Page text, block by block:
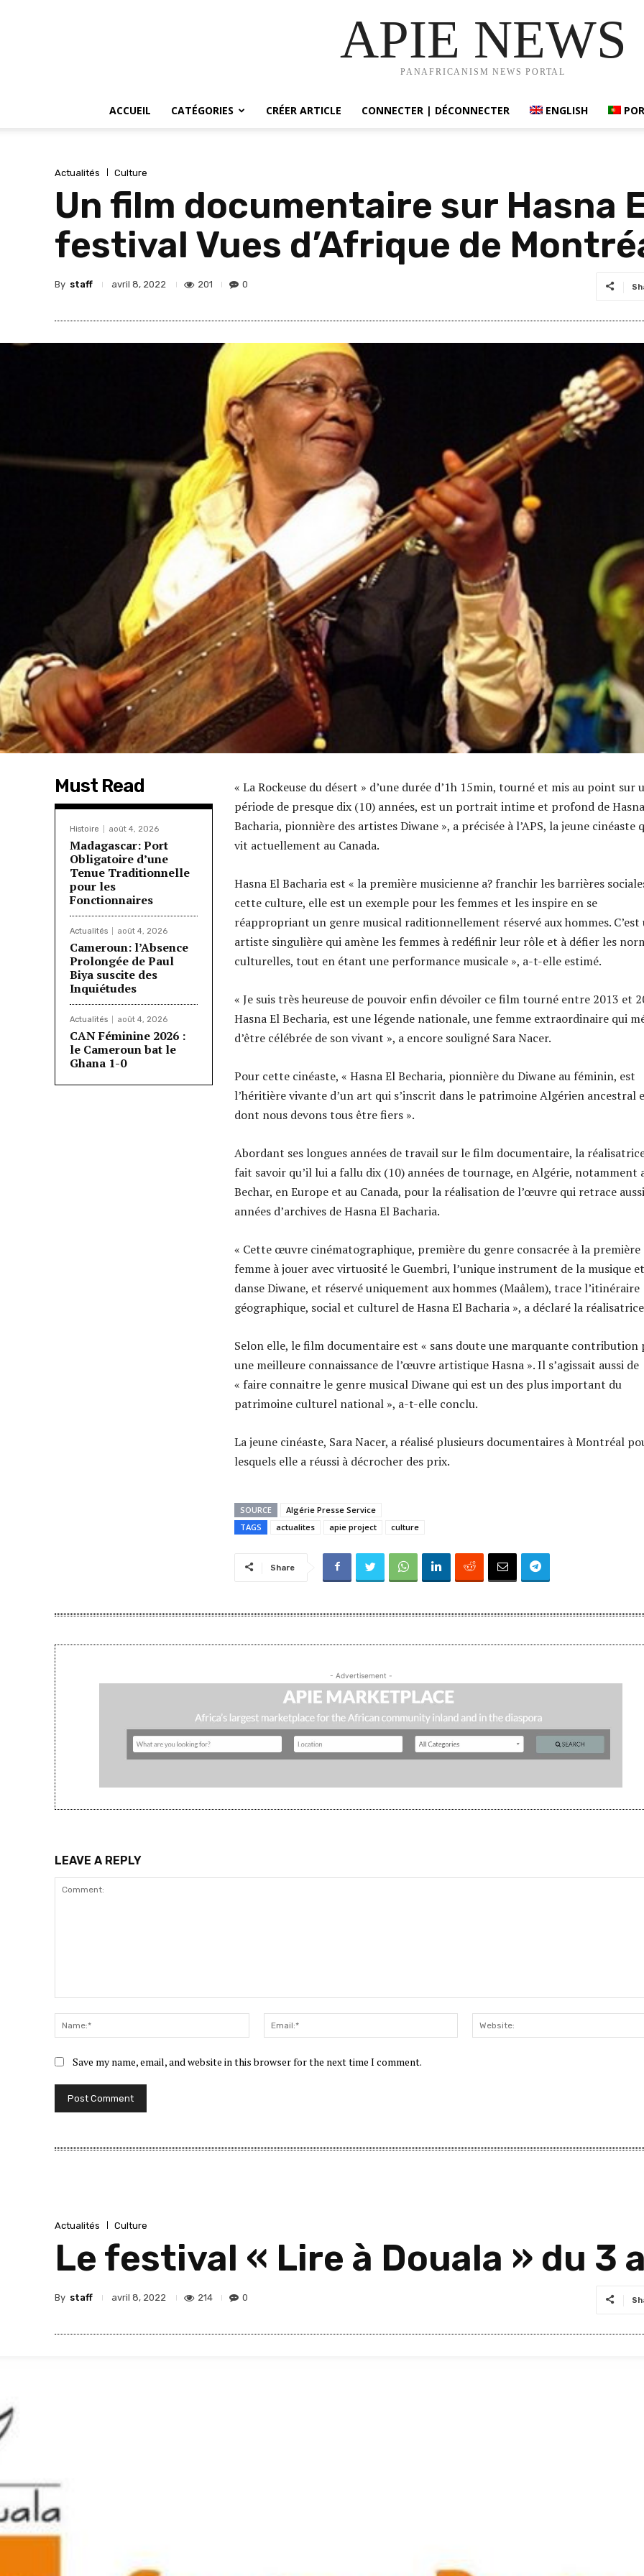
APIE NEWS
PANAFRICANISM NEWS PORTAL
ACCUEIL CATÉGORIES CRÉER ARTICLE CONNECTER | DÉCONNECTER ENGLISH
Actualités Culture
Un film documentaire sur Hasna
festival Vues d’Afrique de
By staff avril 8, 2022 201 0
Must Read
Histoire août 4, 2026
Madagascar: Port
Obligatoire d’une
Tenue Traditionnelle
pour les
Fonctionnaires
Actualités août 4, 2026
Cameroun: l’Absence
Prolongée de Paul
Biya suscite des
Inquiétudes
Actualités août 4, 2026
CAN Féminine 2026 :
le Cameroun bat le
Ghana 1-0
« La Rockeuse du désert » d’une durée d’1h 15min, tourné et mis au point sur
période de presque dix (10) années, est un portrait intime et profond de
Bacharia, pionnière des artistes Diwane », a précisée à l’APS, la jeune cinéaste
vit actuellement au Canada.
Hasna El Bacharia est « la première musicienne a? franchir les barrières
cette culture, elle est un exemple pour les femmes et les inspire en se
réappropriant un genre musical raditionnellement réservé aux hommes. C’est
artiste singulière qui amène les femmes à redéfinir leur rôle et à défier les
culturelles, tout en étant une performance musicale », a-t-elle estimé.
« Je suis très heureuse de pouvoir enfin dévoiler ce film tourné entre 2013 et
Hasna El Becharia, est une légende nationale, une femme extraordinaire qui
d’être célébrée de son vivant », a encore souligné Sara Nacer.
Pour cette cinéaste, « Hasna El Becharia, pionnière du Diwane au féminin, est
l’héritière vivante d’un art qui s’inscrit dans le patrimoine Algérien ancestral
dont nous devons tous être fiers ».
Abordant ses longues années de travail sur le film documentaire, la
fait savoir qu’il lui a fallu dix (10) années de tournage, en Algérie, notamment
Bechar, en Europe et au Canada, pour la réalisation de l’œuvre qui retrace
années d’archives de Hasna El Bacharia.
« Cette œuvre cinématographique, première du genre consacrée à la première
femme à jouer avec virtuosité le Guembri, l’unique instrument de la musique et
danse Diwane, et réservé uniquement aux hommes (Maâlem), trace l’itinéraire
géographique, social et culturel de Hasna El Bacharia », a déclaré la
Selon elle, le film documentaire est « sans doute une marquante contribution
une meilleure connaissance de l’œuvre artistique Hasna ». Il s’agissait aussi de
« faire connaitre le genre musical Diwane qui est un des plus important du
patrimoine culturel national », a-t-elle conclu.
La jeune cinéaste, Sara Nacer, a réalisé plusieurs documentaires à Montréal
lesquels elle a réussi à décrocher des prix.
SOURCE
Algérie Presse Service
TAGS
actualites apie project culture
Share
- Advertisement -
LEAVE A REPLY
Name:*
Email:*
Save my name, email, and website in this browser for the next time I comment.